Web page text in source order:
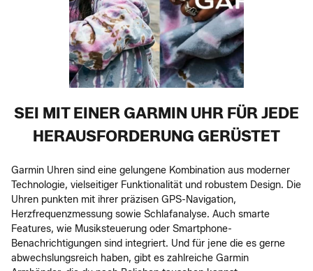
SEI MIT EINER GARMIN UHR FÜR JEDE
HERAUSFORDERUNG GERÜSTET
Garmin Uhren sind eine gelungene Kombination aus moderner
Technologie, vielseitiger Funktionalität und robustem Design. Die
Uhren punkten mit ihrer präzisen GPS-Navigation,
Herzfrequenzmessung sowie Schlafanalyse. Auch smarte
Features, wie Musiksteuerung oder Smartphone-
Benachrichtigungen sind integriert. Und für jene die es gerne
abwechslungsreich haben, gibt es zahlreiche Garmin